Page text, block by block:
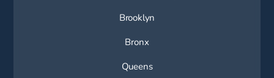
Brooklyn
Bronx
Queens